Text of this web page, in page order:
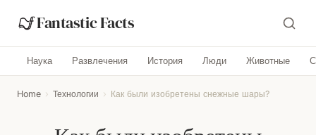
Fantastic Facts
Наука Развлечения История Люди Животные
Home › Технологии › Как были изобретены снежные шары?